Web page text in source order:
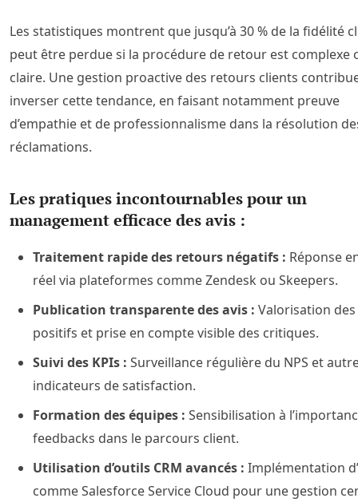
Les statistiques montrent que jusqu’à 30 % de la fidélité
peut être perdue si la procédure de retour est complexe
claire. Une gestion proactive des retours clients
inverser cette tendance, en faisant notamment preuve
d’empathie et de professionnalisme dans la résolution
réclamations.
Les pratiques incontournables pour un
management efficace des avis :
Traitement rapide des retours négatifs : Réponse
réel via plateformes comme Zendesk ou Skeepers.
Publication transparente des avis : Valorisation
positifs et prise en compte visible des critiques.
Suivi des KPIs : Surveillance régulière du NPS et
indicateurs de satisfaction.
Formation des équipes : Sensibilisation à
feedbacks dans le parcours client.
Utilisation d’outils CRM avancés : Implémentation
comme Salesforce Service Cloud pour une gestion